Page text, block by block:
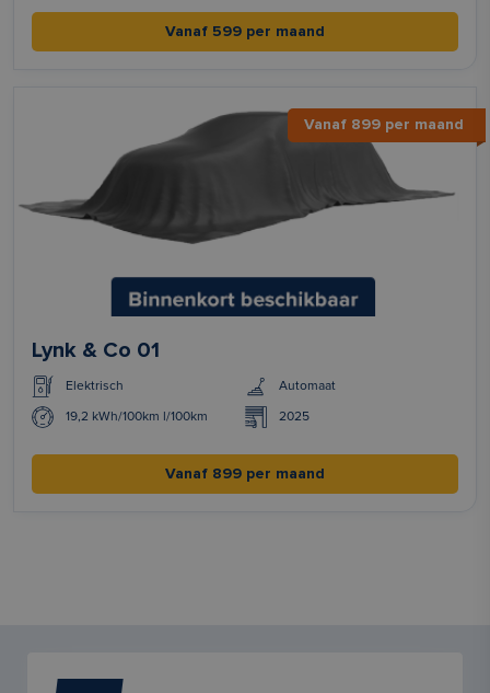
Vanaf 599 per maand
Vanaf 899 per maand
Lynk & Co 01
Elektrisch Automaat
19,2 kWh/100km l/100km 2025
Vanaf 899 per maand